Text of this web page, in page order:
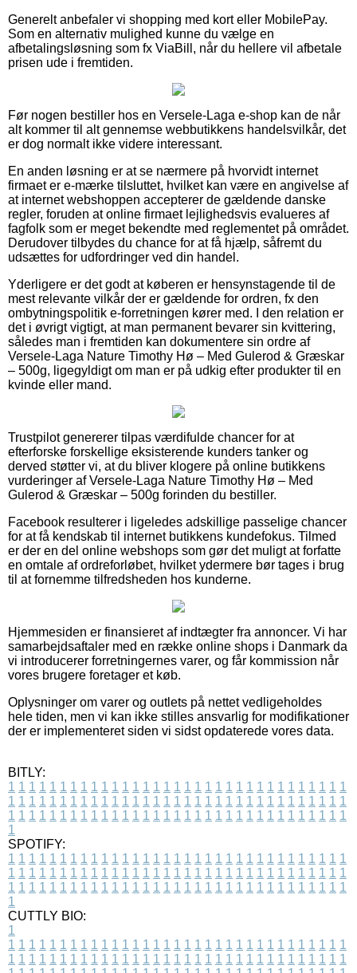
Generelt anbefaler vi shopping med kort eller MobilePay.
Som en alternativ mulighed kunne du vælge en
afbetalingsløsning som fx ViaBill, når du hellere vil afbetale
prisen ude i fremtiden.
Før nogen bestiller hos en Versele-Laga e-shop kan de når
alt kommer til alt gennemse webbutikkens handelsvilkår, det
er dog normalt ikke videre interessant.
En anden løsning er at se nærmere på hvorvidt internet
firmaet er e-mærke tilsluttet, hvilket kan være en angivelse af
at internet webshoppen accepterer de gældende danske
regler, foruden at online firmaet lejlighedsvis evalueres af
fagfolk som er meget bekendte med reglementet på området.
Derudover tilbydes du chance for at få hjælp, såfremt du
udsættes for udfordringer ved din handel.
Yderligere er det godt at køberen er hensynstagende til de
mest relevante vilkår der er gældende for ordren, fx den
ombytningspolitik e-forretningen kører med. I den relation er
det i øvrigt vigtigt, at man permanent bevarer sin kvittering,
således man i fremtiden kan dokumentere sin ordre af
Versele-Laga Nature Timothy Hø – Med Gulerod & Græskar
– 500g, ligegyldigt om man er på udkig efter produkter til en
kvinde eller mand.
Trustpilot genererer tilpas værdifulde chancer for at
efterforske forskellige eksisterende kunders tanker og
derved støtter vi, at du bliver klogere på online butikkens
vurderinger af Versele-Laga Nature Timothy Hø – Med
Gulerod & Græskar – 500g forinden du bestiller.
Facebook resulterer i ligeledes adskillige passelige chancer
for at få kendskab til internet butikkens kundefokus. Tilmed
er der en del online webshops som gør det muligt at forfatte
en omtale af ordreforløbet, hvilket ydermere bør tages i brug
til at fornemme tilfredsheden hos kunderne.
Hjemmesiden er finansieret af indtægter fra annoncer. Vi har
samarbejdsaftaler med en række online shops i Danmark da
vi introducerer forretningernes varer, og får kommission når
vores brugere foretager et køb.
Oplysninger om varer og outlets på nettet vedligeholdes
hele tiden, men vi kan ikke stilles ansvarlig for modifikationer
der er implementeret siden vi sidst opdaterede vores data.
BITLY:
1 1 1 1 1 1 1 1 1 1 1 1 1 1 1 1 1 1 1 1 1 1 1 1 1 1 1 1 1 1 1 1 1
1 1 1 1 1 1 1 1 1 1 1 1 1 1 1 1 1 1 1 1 1 1 1 1 1 1 1 1 1 1 1 1 1
1 1 1 1 1 1 1 1 1 1 1 1 1 1 1 1 1 1 1 1 1 1 1 1 1 1 1 1 1 1 1 1 1
1
SPOTIFY:
1 1 1 1 1 1 1 1 1 1 1 1 1 1 1 1 1 1 1 1 1 1 1 1 1 1 1 1 1 1 1 1 1
1 1 1 1 1 1 1 1 1 1 1 1 1 1 1 1 1 1 1 1 1 1 1 1 1 1 1 1 1 1 1 1 1
1 1 1 1 1 1 1 1 1 1 1 1 1 1 1 1 1 1 1 1 1 1 1 1 1 1 1 1 1 1 1 1 1
1
CUTTLY BIO:
1
1 1 1 1 1 1 1 1 1 1 1 1 1 1 1 1 1 1 1 1 1 1 1 1 1 1 1 1 1 1 1 1 1
1 1 1 1 1 1 1 1 1 1 1 1 1 1 1 1 1 1 1 1 1 1 1 1 1 1 1 1 1 1 1 1 1